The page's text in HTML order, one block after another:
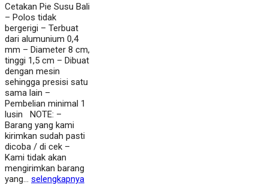
Cetakan Pie Susu Bali
– Polos tidak
bergerigi – Terbuat
dari alumunium 0,4
mm – Diameter 8 cm,
tinggi 1,5 cm – Dibuat
dengan mesin
sehingga presisi satu
sama lain –
Pembelian minimal 1
lusin NOTE: –
Barang yang kami
kirimkan sudah pasti
dicoba / di cek –
Kami tidak akan
mengirimkan barang
yang… selengkapnya